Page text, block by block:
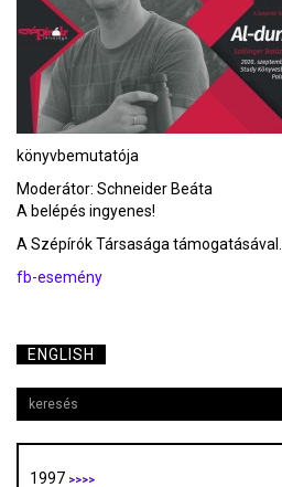
könyvbemutatója
Moderátor: Schneider Beáta
A belépés ingyenes!
A Szépírók Társasága támogatásával.
fb-esemény
ENGLISH
1997 >>>>